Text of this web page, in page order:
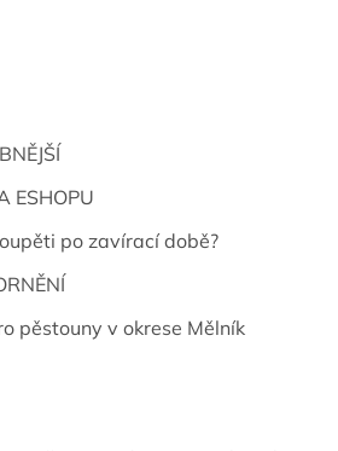
ESHOPU
po zavírací době?
pěstouny v okrese Mělník